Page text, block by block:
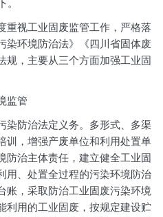
。
视工业固废监管工作，严格落
染环境防治法》《四川省固体废
规，主要从三个方面加强工业固
监管
防治法定义务。多形式、多渠
训，增强产废单位和利用处置单
防治主体责任，建立健全工业固
用、处置全过程的污染环境防治
账，采取防治工业固废污染环境
利用的工业固废，按规定建设贮